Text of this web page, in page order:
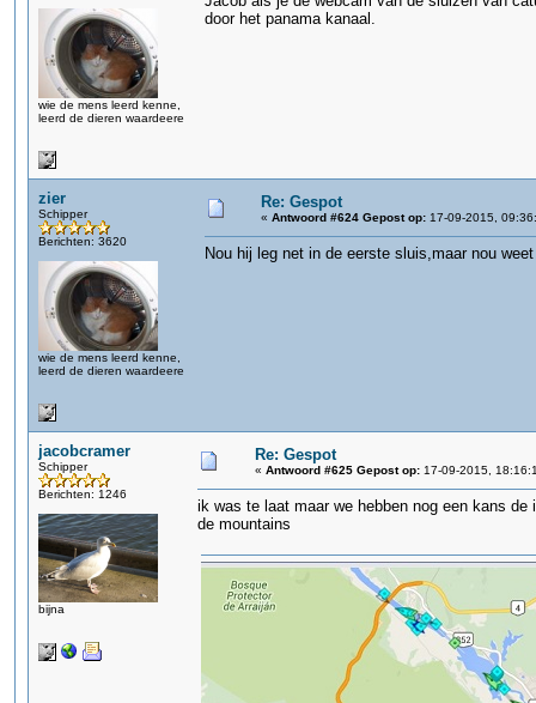
wie de mens leerd kenne,
leerd de dieren waardeere
door het panama kanaal.
zier
Schipper
Berichten: 3620
wie de mens leerd kenne,
leerd de dieren waardeere
Re: Gespot
« Antwoord #624 Gepost op: 17-09-2015,
Nou hij leg net in de eerste sluis,maar nou
jacobcramer
Schipper
Berichten: 1246
bijna
Re: Gespot
« Antwoord #625 Gepost op: 17-09-2015,
ik was te laat maar we hebben nog een kans de
de mountains